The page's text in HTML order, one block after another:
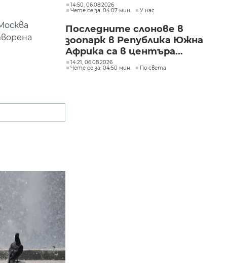
14:50, 06.08.2026
Чете се за: 04:07 мин.
У нас
Последните слонове в
зоопарк в Република Южна
Африка са в центъра...
14:21, 06.08.2026
Чете се за: 04:50 мин.
По света